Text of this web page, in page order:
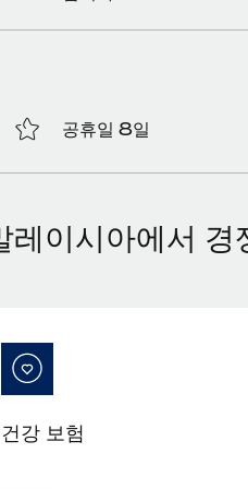
공휴일 8일
레이시아에서 경
건강 보험